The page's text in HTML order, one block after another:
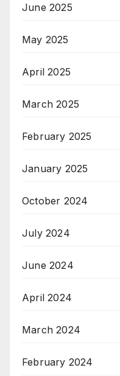
June 2025
May 2025
April 2025
March 2025
February 2025
January 2025
October 2024
July 2024
June 2024
April 2024
March 2024
February 2024